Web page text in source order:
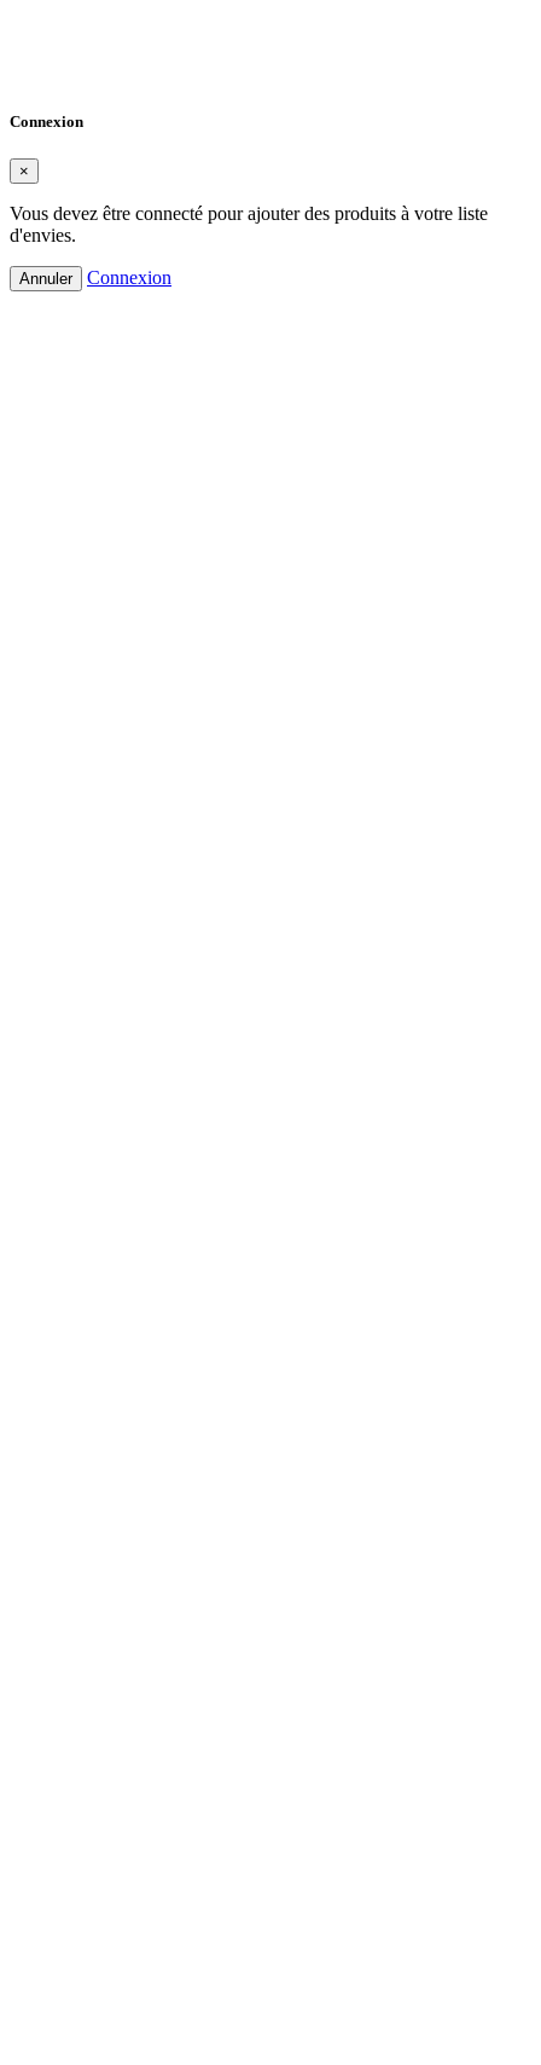
Connexion
×
Vous devez être connecté pour ajouter des produits à votre liste
d'envies.
Annuler Connexion